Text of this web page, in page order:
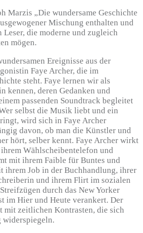
Marzis „Die wundersame Geschichte
Mischung enthalten und
die moderne und zugleich
mögen.
Ereignisse aus der
Faye Archer, die im
steht. Faye lernen wir als
kennen, deren Gedanken und
passenden Soundtrack begleitet
selbst die Musik liebt und ein
wird sich in Faye Archer
davon, ob man die Künstler und
hört, selber kennt. Faye Archer wirkt
Wählscheibentelefon und
mit ihrem Faible für Buntes und
ihrem Job in der Buchhandlung, ihrer
und ihrem Flirt im sozialen
durch das New Yorker
im Hier und Heute verankert. Der
mit zeitlichen Kontrasten, die sich
widerspiegeln.